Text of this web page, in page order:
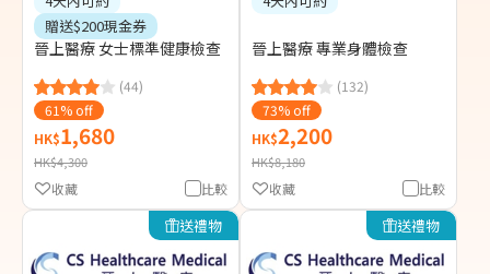
贈送$200現金券
晉上醫療 女士標準健康檢查
(44)
61% off
HK$1,680
HK$4,300
比較
收藏
晉上醫療 專業身體檢查
(132)
73% off
HK$2,200
HK$8,180
比較
收藏
送禮物 送禮物